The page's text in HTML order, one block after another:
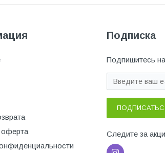
оферта
Подписка
Подпишитесь
Следите за